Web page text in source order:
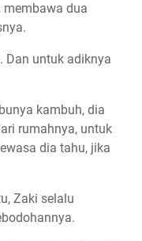
dua
Dan untuk adiknya
kambuh, dia
rumahnya, untuk
dia tahu, jika
Zaki selalu